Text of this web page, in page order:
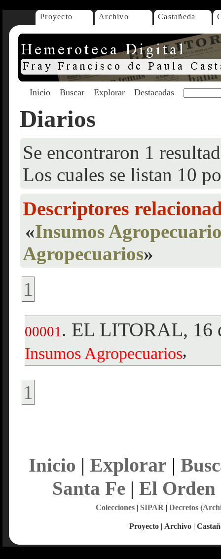
Proyecto Archivo Castañeda
Inicio Buscar Explorar Destacadas
Diarios
Se encontraron 1
Los cuales se listan 10
Descriptores
«Insumos
Agropecuarios»
1
00001 . EL LITORAL, 16
Insumos Agropecuarios,
1
Inicio | Explorar |
Santa Fe| El Orden
Colecciones| SIPAR | Decretos
Proyecto | Archivo |